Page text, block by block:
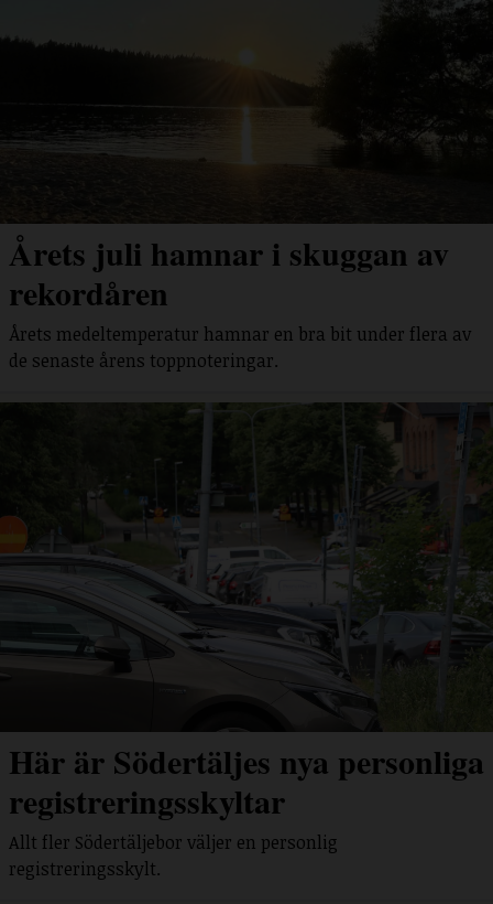
Årets juli hamnar i skuggan av
rekordåren
Årets medeltemperatur hamnar en bra bit under flera av
de senaste årens toppnoteringar.
Här är Södertäljes nya personliga
registreringsskyltar
Allt fler Södertäljebor väljer en personlig
registreringsskylt.